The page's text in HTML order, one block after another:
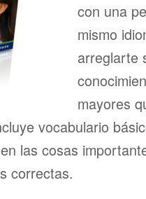
con una
mismo
arreglarte
mayores
vocabulario
las cosas
correctas.